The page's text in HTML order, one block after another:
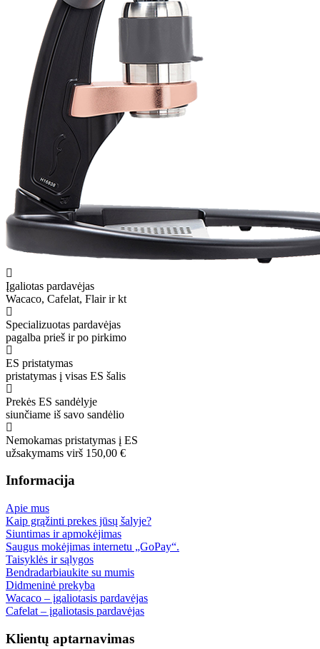
Įgaliotas pardavėjas
Wacaco, Cafelat, Flair ir kt
Specializuotas pardavėjas
pagalba prieš ir po pirkimo
ES pristatymas
pristatymas į visas ES šalis
Prekės ES sandėlyje
siunčiame iš savo sandėlio
Nemokamas pristatymas į ES
užsakymams virš 150,00 €
Informacija
Apie mus
Kaip grąžinti prekes jūsų šalyje?
Siuntimas ir apmokėjimas
Saugus mokėjimas internetu „GoPay“.
Taisyklės ir sąlygos
Bendradarbiaukite su mumis
Didmeninė prekyba
Wacaco – įgaliotasis pardavėjas
Cafelat – įgaliotasis pardavėjas
Klientų aptarnavimas